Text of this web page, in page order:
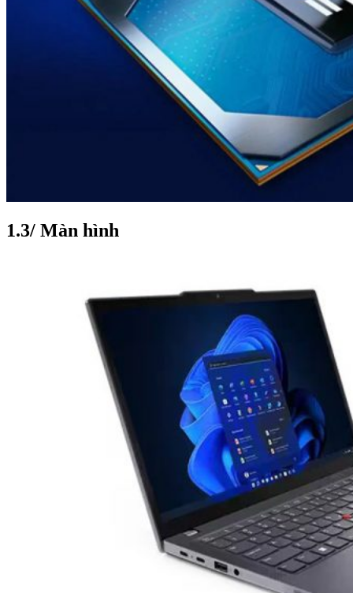
1.3/ Màn hình